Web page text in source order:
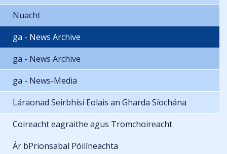
Nuacht
ga - News Archive
ga - News Archive
ga - News-Media
Láraonad Seirbhísí Eolais an Gharda Síochána
Coireacht eagraithe agus Tromchoireacht
Ár bPrionsabal Póilíneachta